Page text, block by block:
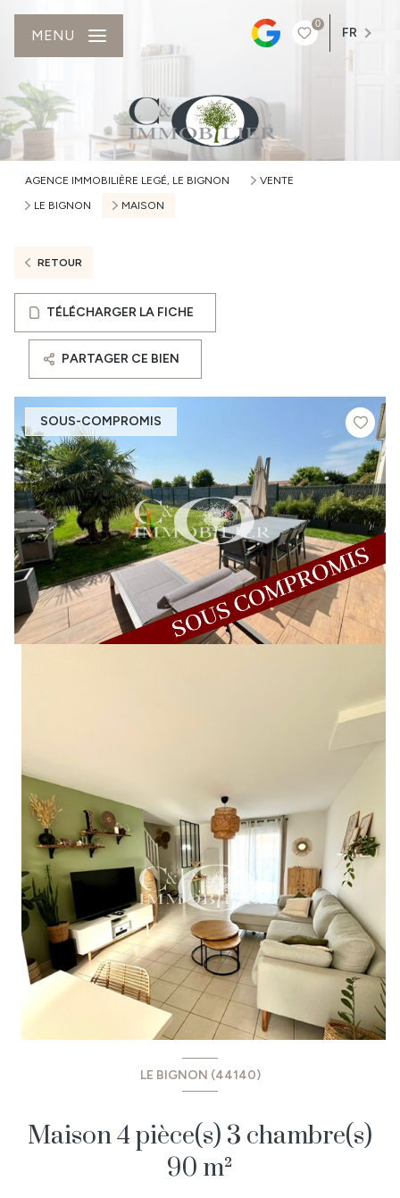
0
FR
MENU
AGENCE IMMOBILIÈRE LEGÉ, LE BIGNON
VENTE
LE BIGNON
MAISON
RETOUR
TÉLÉCHARGER LA FICHE
PARTAGER CE BIEN
SOUS-COMPROMIS
LE BIGNON (44140)
Maison 4 pièce(s) 3 chambre(s)
90 m²